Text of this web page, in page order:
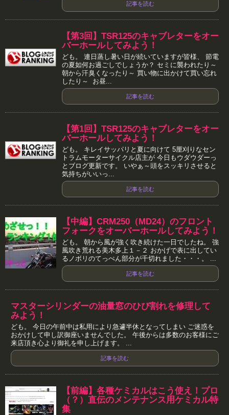
記事を読む
【第3回】TSR125のキャブレターをオー
バーホールしてみよう！
ども。 連日蒸し暑い日が続いていますが皆様、 節電
の夏如何お過ごしでしょうか？ セミに襲われたり～
朝から汗臭くなったり～ 買い物に出かけて買い忘れ
したり～ お昼...
記事を読む
【第1回】TSR125のキャブレターをオー
バーホールしてみよう！
ども。 キレイサッパリと夏に向けて 5厘刈りなセン
トラムモーターサイクル店主が 今日もウダウダーっ
とブログ更新です。 いやぁ～頭をスッキリさせると
気持ちがいいっ...
記事を読む
【中編】CRM250（MD24）のフロント
フォークをオーバーホールしてみよう！
ども。 朝から風が強く吹き続けた一日でしたね。 強
風吹き荒れる美木多上１－２ おかげで表に出してい
るノボリのてっぺん部分が千切れました・・・。 ...
記事を読む
マスターシリンダーの油量窓のひび割れを修理して
みよう！
ども。 今日の午前中は私用により急遽半休となってしまい ご迷惑を
おかけして申し訳御座いませんでした。 午後からは多数のお客様にご
来店頂き心より御礼を申し上げます。 ...
記事を読む
【前編】各種ケミカルはこう使え！プロ
（？）直伝のメンテナンス用ケミカル特
集